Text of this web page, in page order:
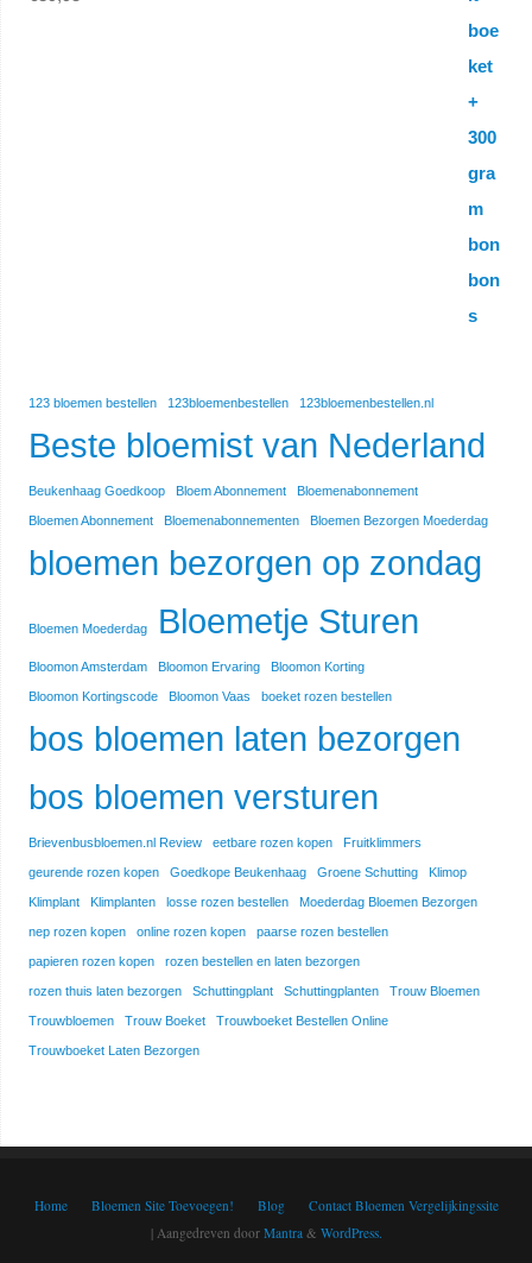
123 bloemen bestellen 123bloemenbestellen 123bloemenbestellen.nl
Beste bloemist van Nederland
Beukenhaag Goedkoop Bloem Abonnement Bloemenabonnement
Bloemen Abonnement Bloemenabonnementen Bloemen Bezorgen Moederdag
bloemen bezorgen op zondag
Bloemen Moederdag Bloemetje Sturen
Bloomon Amsterdam Bloomon Ervaring Bloomon Korting
Bloomon Kortingscode Bloomon Vaas boeket rozen bestellen
bos bloemen laten bezorgen
bos bloemen versturen
Brievenbusbloemen.nl Review eetbare rozen kopen Fruitklimmers
geurende rozen kopen Goedkope Beukenhaag Groene Schutting Klimop
Klimplant Klimplanten losse rozen bestellen Moederdag Bloemen Bezorgen
nep rozen kopen online rozen kopen paarse rozen bestellen
papieren rozen kopen rozen bestellen en laten bezorgen
rozen thuis laten bezorgen Schuttingplant Schuttingplanten Trouw Bloemen
Trouwbloemen Trouw Boeket Trouwboeket Bestellen Online
Trouwboeket Laten Bezorgen
Home Bloemen Site Toevoegen! Blog
Contact Bloemen Vergelijkingssite
| Aangedreven door Mantra& WordPress.